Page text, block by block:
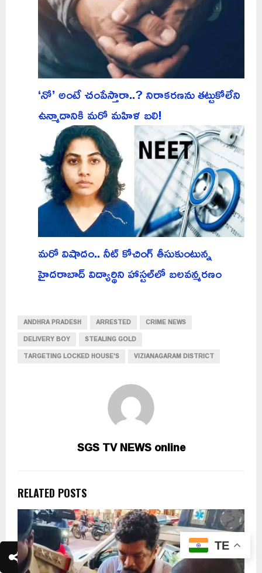
‘నో’ అంటే చంపేస్తారా..? నిరాకరణను తట్టుకోలేని
ఉన్మాదానికి మరో మహిళ బలి!
మరో విషాదం.. నీట్ కోచింగ్ తీసుకుంటున్న
హైదరాబాద్ విద్యార్థిని హాస్టల్‌లో బలవన్మరణం
ANDHRA PRADESH ARRESTED
CRIME NEWS
DELIVERY BOY
STEALING GOLD
TARGETING LOCKED HOUSE'S
VIZIANAGARAM DISTRICT
SGS TV NEWS online
RELATED POSTS
TE